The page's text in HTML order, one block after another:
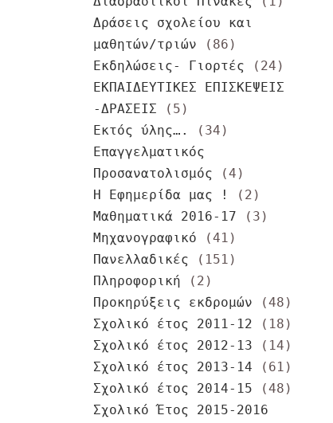
Δράσεις σχολείου και
μαθητών/τριών (86)
Εκδηλώσεις- Γιορτές (24)
ΕΚΠΑΙΔΕΥΤΙΚΕΣ ΕΠΙΣΚΕΨΕΙΣ
-ΔΡΑΣΕΙΣ (5)
Εκτός ύλης….
(34)
Επαγγελματικός
Προσανατολισμός (4)
Η Εφημερίδα μας !
(2)
Μαθηματικά 2016-17 (3)
Μηχανογραφικό (41)
Πανελλαδικές (151)
Πληροφορική (2)
Προκηρύξεις εκδρομών (48)
Σχολικό έτος 2011-12 (18)
Σχολικό έτος 2012-13 (14)
Σχολικό έτος 2013-14 (61)
Σχολικό έτος 2014-15 (48)
Σχολικό Έτος 2015-2016